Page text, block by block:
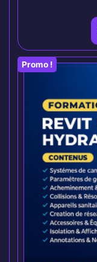
Promo !